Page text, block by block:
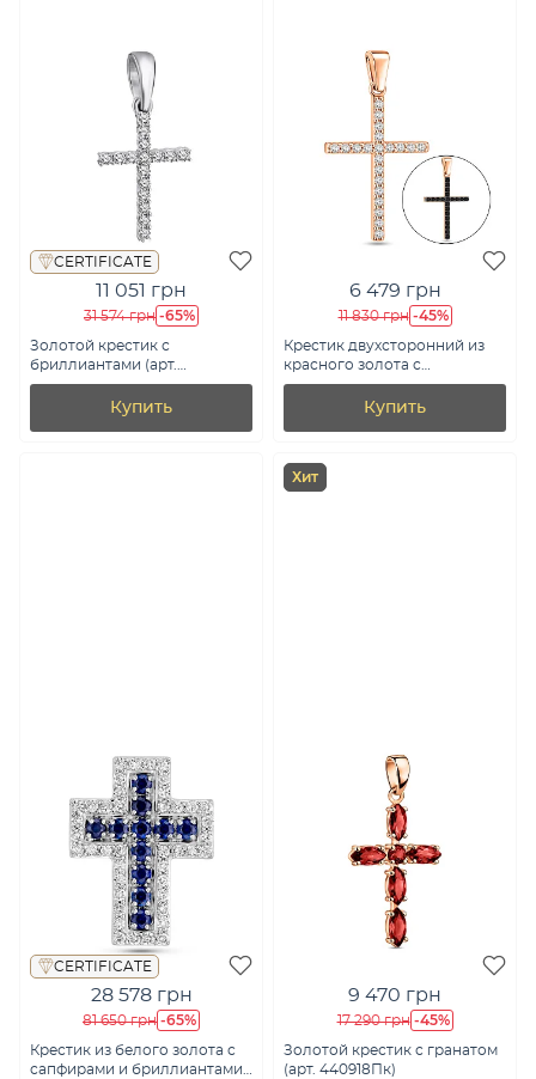
CERTIFICATE
11 051 грн
31 574 грн -65%
Золотой крестик с
бриллиантами (арт.
П341011010б)
Купить
6 479 грн
11 830 грн -45%
Крестик двухсторонний из
красного золота с
фианитами (арт. 440419ч)
Купить
CERTIFICATE
28 578 грн
81 650 грн -65%
Крестик из белого золота с
сапфирами и бриллиантами
Хит
9 470 грн
17 290 грн -45%
Золотой крестик с гранатом
(арт. 440918Пк)